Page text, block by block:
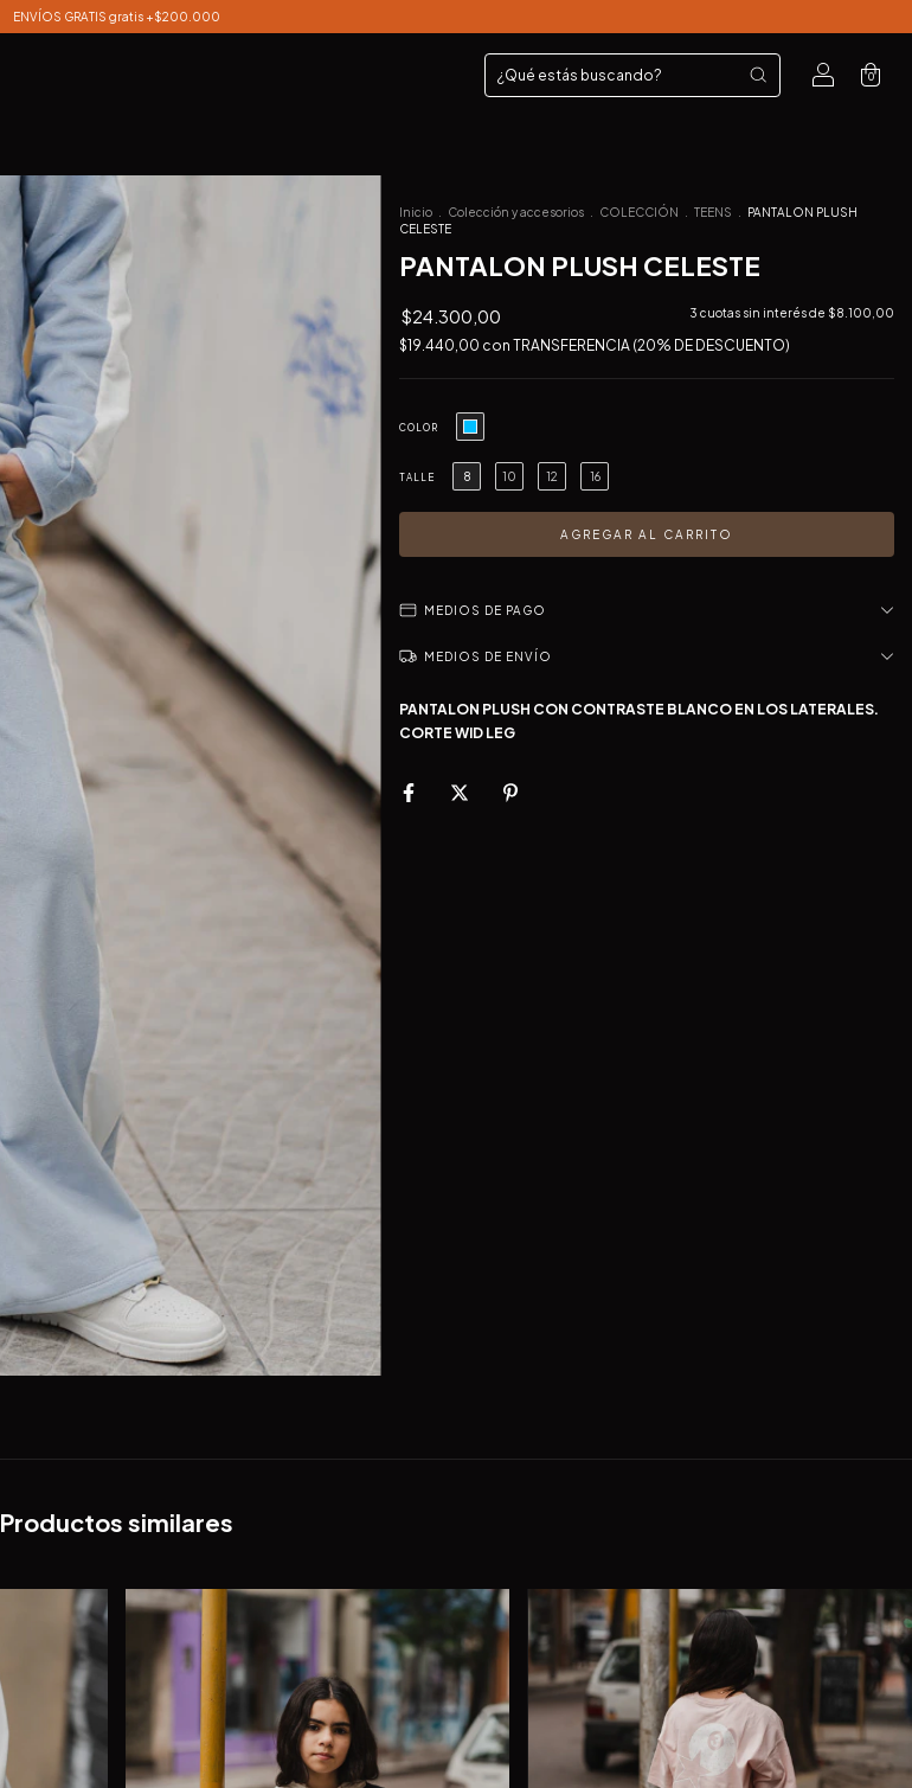
ENVÍOS GRATIS gratis +$200.000
0
Inicio Colección y accesorios COLECCIÓN TEENS
PANTALON PLUSH
CELESTE
PANTALON PLUSH CELESTE
$24.300,00 3 cuotas sin interés de $8.100,00
$19.440,00 con TRANSFERENCIA (20% DE DESCUENTO)
COLOR
TALLE 8 10 12 16
MEDIOS DE PAGO
MEDIOS DE ENVÍO
PANTALON PLUSH CON CONTRASTE BLANCO EN LOS LATERALES.
CORTE WID LEG
Productos similares